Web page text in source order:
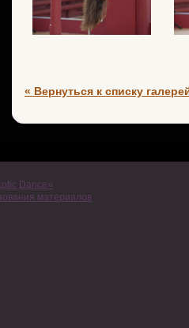
« Вернуться к списку
Dance»
материалов